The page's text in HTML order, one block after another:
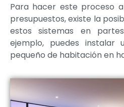
Para hacer este proceso
presupuestos, existe la
estos sistemas en
ejemplo, puedes instalar
pequeño de habitación en